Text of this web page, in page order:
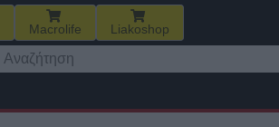
Macrolife Liakoshop
για: